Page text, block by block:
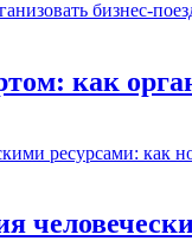
как